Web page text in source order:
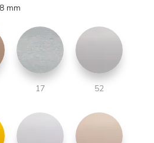
mm
17 52